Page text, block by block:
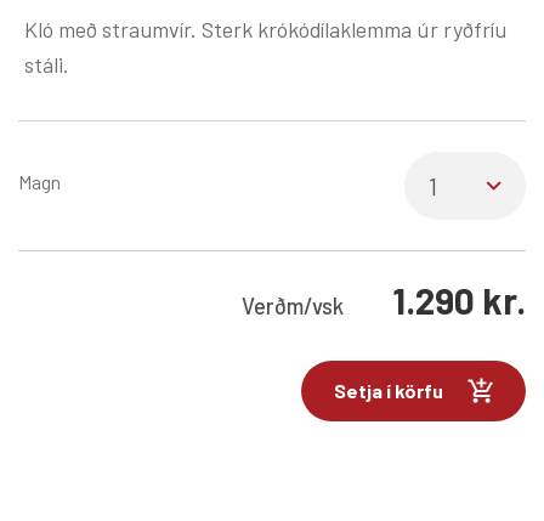
Kló með straumvír. Sterk krókódílaklemma úr ryðfríu
stáli.
Magn
Verðm/vsk 1.290 kr.
Setja í körfu